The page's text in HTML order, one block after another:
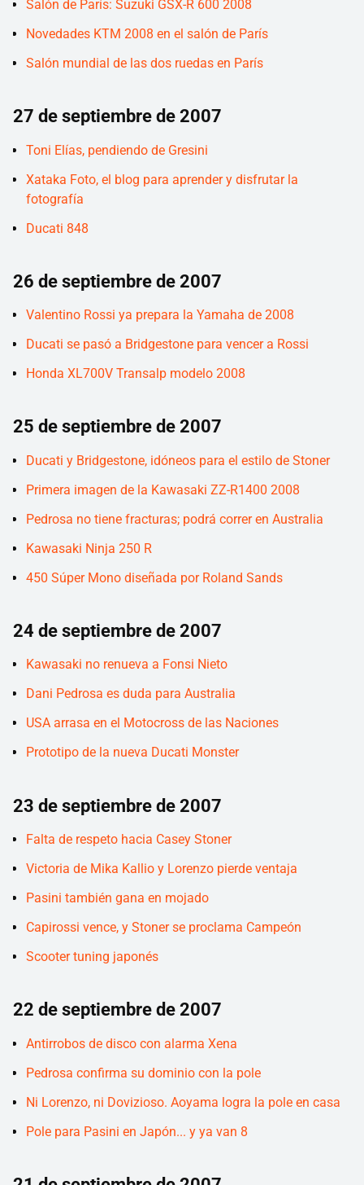
Salón de París: Suzuki GSX-R 600 2008
Novedades KTM 2008 en el salón de París
Salón mundial de las dos ruedas en París
27 de septiembre de 2007
Toni Elías, pendiendo de Gresini
Xataka Foto, el blog para aprender y disfrutar la
fotografía
Ducati 848
26 de septiembre de 2007
Valentino Rossi ya prepara la Yamaha de 2008
Ducati se pasó a Bridgestone para vencer a Rossi
Honda XL700V Transalp modelo 2008
25 de septiembre de 2007
Ducati y Bridgestone, idóneos para el estilo de Stoner
Primera imagen de la Kawasaki ZZ-R1400 2008
Pedrosa no tiene fracturas; podrá correr en Australia
Kawasaki Ninja 250 R
450 Súper Mono diseñada por Roland Sands
24 de septiembre de 2007
Kawasaki no renueva a Fonsi Nieto
Dani Pedrosa es duda para Australia
USA arrasa en el Motocross de las Naciones
Prototipo de la nueva Ducati Monster
23 de septiembre de 2007
Falta de respeto hacia Casey Stoner
Victoria de Mika Kallio y Lorenzo pierde ventaja
Pasini también gana en mojado
Capirossi vence, y Stoner se proclama Campeón
Scooter tuning japonés
22 de septiembre de 2007
Antirrobos de disco con alarma Xena
Pedrosa confirma su dominio con la pole
Ni Lorenzo, ni Dovizioso. Aoyama logra la pole en casa
Pole para Pasini en Japón... y ya van 8